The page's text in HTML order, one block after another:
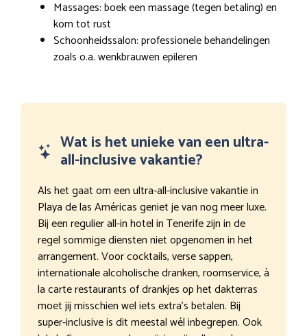
Massages: boek een massage (tegen betaling) en
kom tot rust
Schoonheidssalon: professionele behandelingen
zoals o.a. wenkbrauwen epileren
Wat is het unieke van een ultra-
all-inclusive vakantie?
Als het gaat om een ultra-all-inclusive vakantie in
Playa de las Américas geniet je van nog meer luxe.
Bij een regulier all-in hotel in Tenerife zijn in de
regel sommige diensten niet opgenomen in het
arrangement. Voor cocktails, verse sappen,
internationale alcoholische dranken, roomservice, à
la carte restaurants of drankjes op het dakterras
moet jij misschien wel iets extra’s betalen. Bij
super-inclusive is dit meestal wél inbegrepen. Ook